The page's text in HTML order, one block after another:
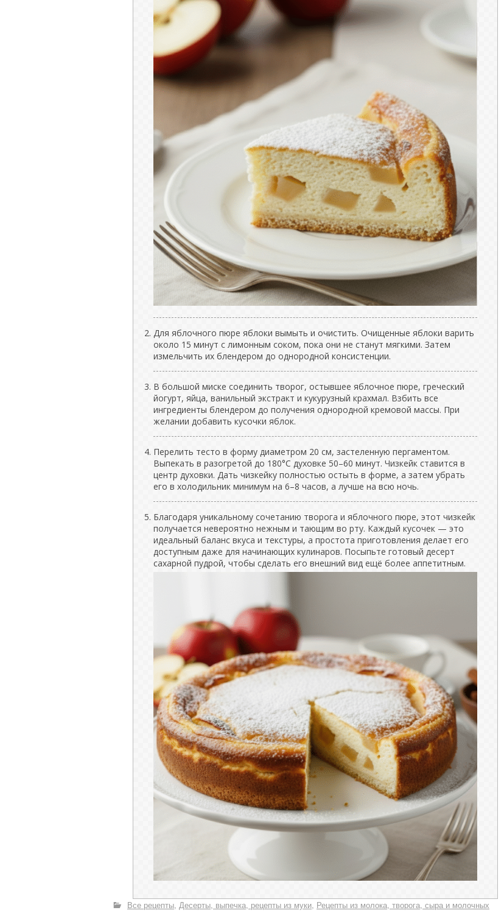
Для яблочного пюре яблоки вымыть и очистить. Очищенные яблоки варить
около 15 минут с лимонным соком, пока они не станут мягкими. Затем
измельчить их блендером до однородной консистенции.
В большой миске соединить творог, остывшее яблочное пюре, греческий
йогурт, яйца, ванильный экстракт и кукурузный крахмал. Взбить все
ингредиенты блендером до получения однородной кремовой массы. При
желании добавить кусочки яблок.
Перелить тесто в форму диаметром 20 см, застеленную пергаментом.
Выпекать в разогретой до 180°C духовке 50–60 минут. Чизкейк ставится в
центр духовки. Дать чизкейку полностью остыть в форме, а затем убрать
его в холодильник минимум на 6–8 часов, а лучше на всю ночь.
Благодаря уникальному сочетанию творога и яблочного пюре, этот чизкейк
получается невероятно нежным и тающим во рту. Каждый кусочек — это
идеальный баланс вкуса и текстуры, а простота приготовления делает его
доступным даже для начинающих кулинаров. Посыпьте готовый десерт
сахарной пудрой, чтобы сделать его внешний вид ещё более аппетитным.
Все рецепты Десерты, выпечка, рецепты из муки Рецепты из молока, творога, сыра и молочных